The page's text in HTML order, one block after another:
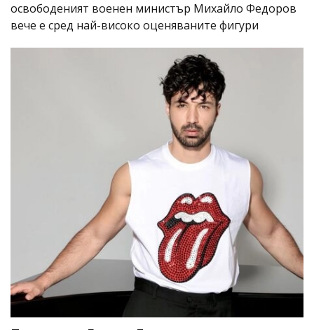
освободеният военен министър Михайло Федоров
вече е сред най-високо оценяваните фигури